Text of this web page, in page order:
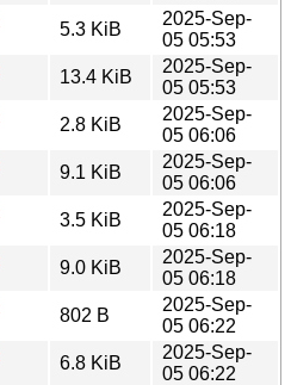
5.3 KiB
2025-Sep-
05 05:53
13.4 KiB
2025-Sep-
05 05:53
2.8 KiB
2025-Sep-
05 06:06
9.1 KiB
2025-Sep-
05 06:06
3.5 KiB
2025-Sep-
05 06:18
9.0 KiB
2025-Sep-
05 06:18
802 B
2025-Sep-
05 06:22
6.8 KiB
2025-Sep-
05 06:22